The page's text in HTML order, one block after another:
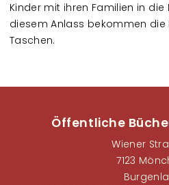
Kinder mit ihren Familien in
diesem Anlass bekommen die
Taschen.
Öffentliche
Wiener
7123